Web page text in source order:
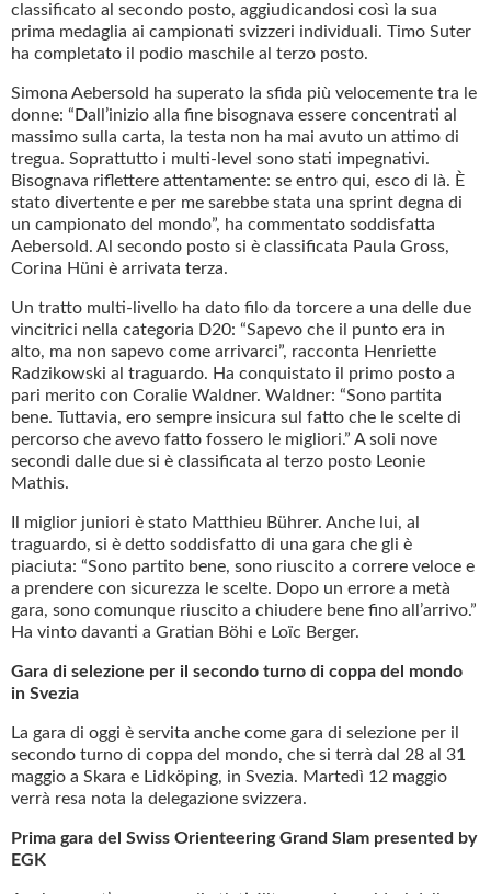
classificato al secondo posto, aggiudicandosi così la sua
prima medaglia ai campionati svizzeri individuali. Timo Suter
ha completato il podio maschile al terzo posto.
Simona Aebersold ha superato la sfida più velocemente tra le
donne: “Dall’inizio alla fine bisognava essere concentrati al
massimo sulla carta, la testa non ha mai avuto un attimo di
tregua. Soprattutto i multi-level sono stati impegnativi.
Bisognava riflettere attentamente: se entro qui, esco di là. È
stato divertente e per me sarebbe stata una sprint degna di
un campionato del mondo”, ha commentato soddisfatta
Aebersold. Al secondo posto si è classificata Paula Gross,
Corina Hüni è arrivata terza.
Un tratto multi-livello ha dato filo da torcere a una delle due
vincitrici nella categoria D20: “Sapevo che il punto era in
alto, ma non sapevo come arrivarci”, racconta Henriette
Radzikowski al traguardo. Ha conquistato il primo posto a
pari merito con Coralie Waldner. Waldner: “Sono partita
bene. Tuttavia, ero sempre insicura sul fatto che le scelte di
percorso che avevo fatto fossero le migliori.” A soli nove
secondi dalle due si è classificata al terzo posto Leonie
Mathis.
Il miglior juniori è stato Matthieu Bührer. Anche lui, al
traguardo, si è detto soddisfatto di una gara che gli è
piaciuta: “Sono partito bene, sono riuscito a correre veloce e
a prendere con sicurezza le scelte. Dopo un errore a metà
gara, sono comunque riuscito a chiudere bene fino all’arrivo.”
Ha vinto davanti a Gratian Böhi e Loïc Berger.
Gara di selezione per il secondo turno di coppa del mondo
in Svezia
La gara di oggi è servita anche come gara di selezione per il
secondo turno di coppa del mondo, che si terrà dal 28 al 31
maggio a Skara e Lidköping, in Svezia. Martedì 12 maggio
verrà resa nota la delegazione svizzera.
Prima gara del Swiss Orienteering Grand Slam presented by
EGK